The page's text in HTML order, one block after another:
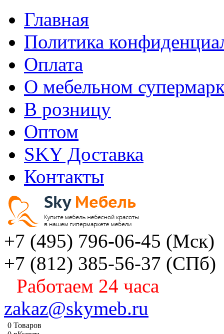
Главная
Политика
Оплата
О мебельном
В розницу
Оптом
SKY Доставка
Контакты
+7 (495) 796-06-45 (Мск)
+7 (812) 385-56-37 (СПб)
Работаем 24 часа
zakaz@skymeb.ru
0 Товаров